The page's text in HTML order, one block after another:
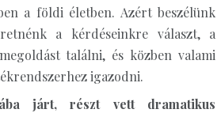
a földi életben. Azért beszélünk
a kérdéseinkre választ, a
találni, és közben valami
igazodni.
járt, részt vett dramatikus